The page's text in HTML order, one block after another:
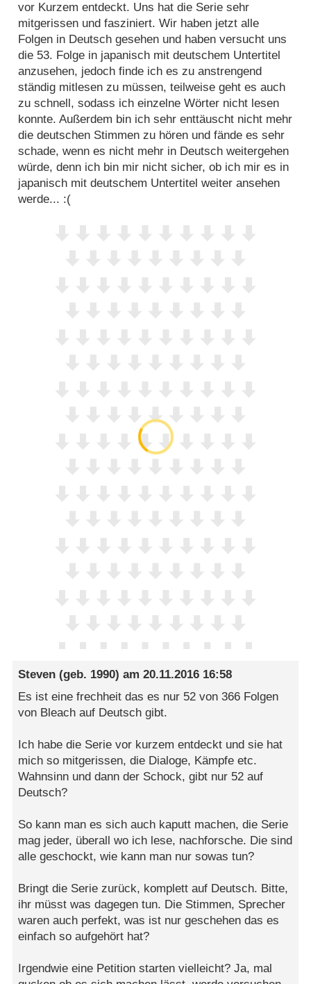
vor Kurzem entdeckt. Uns hat die Serie sehr
mitgerissen und fasziniert. Wir haben jetzt alle
Folgen in Deutsch gesehen und haben versucht uns
die 53. Folge in japanisch mit deutschem Untertitel
anzusehen, jedoch finde ich es zu anstrengend
ständig mitlesen zu müssen, teilweise geht es auch
zu schnell, sodass ich einzelne Wörter nicht lesen
konnte. Außerdem bin ich sehr enttäuscht nicht mehr
die deutschen Stimmen zu hören und fände es sehr
schade, wenn es nicht mehr in Deutsch weitergehen
würde, denn ich bin mir nicht sicher, ob ich mir es in
japanisch mit deutschem Untertitel weiter ansehen
werde... :(
Steven (geb. 1990) am20.11.2016 16:58
Es ist eine frechheit das es nur 52 von 366 Folgen
von Bleach auf Deutsch gibt.
Ich habe die Serie vor kurzem entdeckt und sie hat
mich so mitgerissen, die Dialoge, Kämpfe etc.
Wahnsinn und dann der Schock, gibt nur 52 auf
Deutsch?
So kann man es sich auch kaputt machen, die Serie
mag jeder, überall wo ich lese, nachforsche. Die sind
alle geschockt, wie kann man nur sowas tun?
Bringt die Serie zurück, komplett auf Deutsch. Bitte,
ihr müsst was dagegen tun. Die Stimmen, Sprecher
waren auch perfekt, was ist nur geschehen das es
einfach so aufgehört hat?
Irgendwie eine Petition starten vielleicht? Ja, mal